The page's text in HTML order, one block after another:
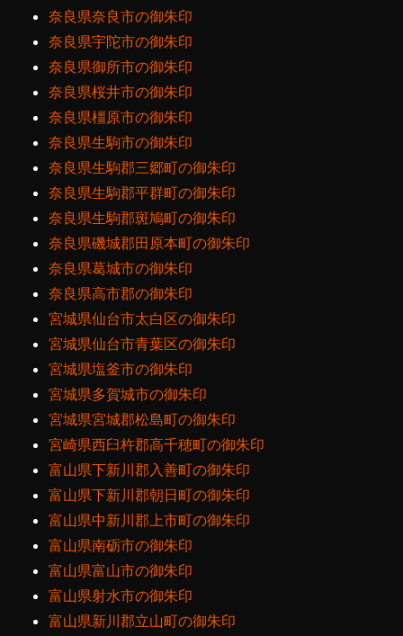
奈良県奈良市の御朱印
奈良県宇陀市の御朱印
奈良県御所市の御朱印
奈良県桜井市の御朱印
奈良県橿原市の御朱印
奈良県生駒市の御朱印
奈良県生駒郡三郷町の御朱印
奈良県生駒郡平群町の御朱印
奈良県生駒郡斑鳩町の御朱印
奈良県磯城郡田原本町の御朱印
奈良県葛城市の御朱印
奈良県高市郡の御朱印
宮城県仙台市太白区の御朱印
宮城県仙台市青葉区の御朱印
宮城県塩釜市の御朱印
宮城県多賀城市の御朱印
宮城県宮城郡松島町の御朱印
宮崎県西臼杵郡高千穂町の御朱印
富山県下新川郡入善町の御朱印
富山県下新川郡朝日町の御朱印
富山県中新川郡上市町の御朱印
富山県南砺市の御朱印
富山県富山市の御朱印
富山県射水市の御朱印
富山県新川郡立山町の御朱印